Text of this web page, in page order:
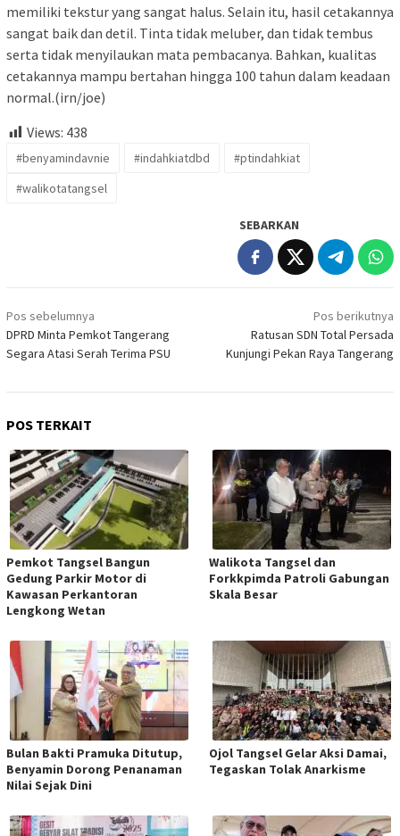
memiliki tekstur yang sangat halus. Selain itu, hasil cetakannya
sangat baik dan detil. Tinta tidak meluber, dan tidak tembus
serta tidak menyilaukan mata pembacanya. Bahkan, kualitas
cetakannya mampu bertahan hingga 100 tahun dalam keadaan
normal.(irn/joe)
Views: 438
#benyamindavnie #indahkiatdbd
#ptindahkiat
#walikotatangsel
SEBARKAN
Navigasi
pos
Pos sebelumnya
DPRD Minta Pemkot Tangerang
Segara Atasi Serah Terima PSU
Pos berikutnya
Ratusan SDN Total Persada
Kunjungi Pekan Raya Tangerang
POS TERKAIT
Pemkot Tangsel Bangun
Gedung Parkir Motor di
Kawasan Perkantoran
Lengkong Wetan
Walikota Tangsel dan
Forkkpimda Patroli Gabungan
Skala Besar
Bulan Bakti Pramuka Ditutup,
Benyamin Dorong Penanaman
Nilai Sejak Dini
Ojol Tangsel Gelar Aksi Damai,
Tegaskan Tolak Anarkisme